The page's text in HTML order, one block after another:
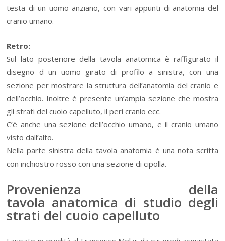
testa di un uomo anziano, con vari appunti di anatomia del
cranio umano.
Retro:
Sul lato posteriore della tavola anatomica è raffigurato il
disegno d un uomo girato di profilo a sinistra, con una
sezione per mostrare la struttura dell’anatomia del cranio e
dell’occhio. Inoltre è presente un’ampia sezione che mostra
gli strati del cuoio capelluto, il peri cranio ecc.
C’è anche una sezione dell’occhio umano, e il cranio umano
visto dall’alto.
Nella parte sinistra della tavola anatomia è una nota scritta
con inchiostro rosso con una sezione di cipolla.
Provenienza della
tavola anatomica di studio degli
strati del cuoio capelluto